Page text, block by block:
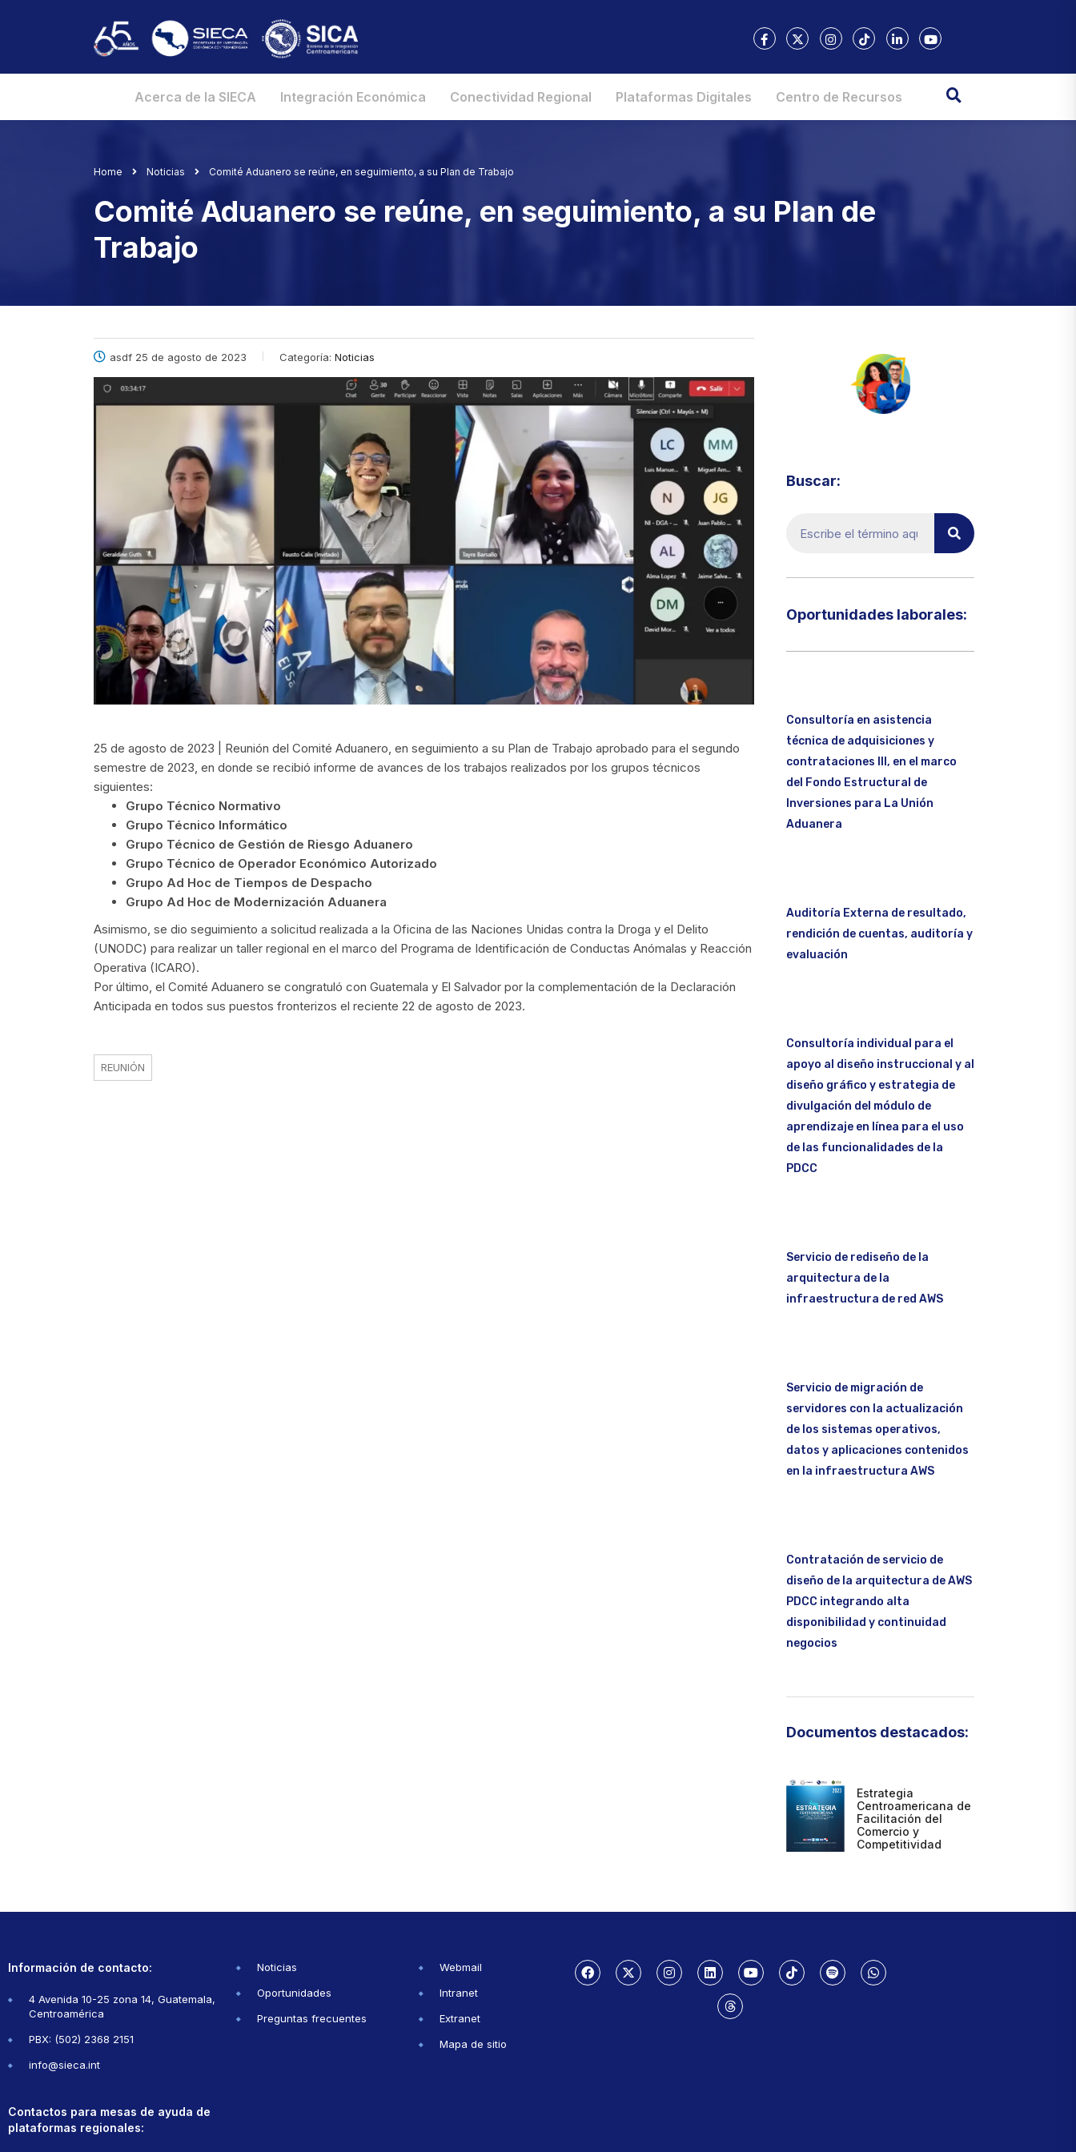
Acerca de la SIECA Integración Económica Conectividad Regional Plataformas Digitales Centro de Recursos
Home Noticias Comité Aduanero se reúne, en seguimiento, a su Plan de Trabajo
Comité Aduanero se reúne, en seguimiento, a su Plan de
Trabajo
asdf 25 de agosto de 2023 Categoría: Noticias
25 de agosto de 2023 | Reunión del Comité Aduanero, en seguimiento a su Plan de Trabajo aprobado para el segundo
semestre de 2023, en donde se recibió informe de avances de los trabajos realizados por los grupos técnicos
siguientes:
Grupo Técnico Normativo
Grupo Técnico Informático
Grupo Técnico de Gestión de Riesgo Aduanero
Grupo Técnico de Operador Económico Autorizado
Grupo Ad Hoc de Tiempos de Despacho
Grupo Ad Hoc de Modernización Aduanera
Asimismo, se dio seguimiento a solicitud realizada a la Oficina de las Naciones Unidas contra la Droga y el Delito
(UNODC) para realizar un taller regional en el marco del Programa de Identificación de Conductas Anómalas y Reacción
Operativa (ICARO).
Por último, el Comité Aduanero se congratuló con Guatemala y El Salvador por la complementación de la Declaración
Anticipada en todos sus puestos fronterizos el reciente 22 de agosto de 2023.
REUNIÓN
Buscar:
Oportunidades laborales:​
Consultoría en asistencia
técnica de adquisiciones y
contrataciones III, en el marco
del Fondo Estructural de
Inversiones para La Unión
Aduanera
Auditoría Externa de resultado,
rendición de cuentas, auditoría y
evaluación
Consultoría individual para el
apoyo al diseño instruccional y al
diseño gráfico y estrategia de
divulgación del módulo de
aprendizaje en línea para el uso
de las funcionalidades de la
PDCC
Servicio de rediseño de la
arquitectura de la
infraestructura de red AWS
Servicio de migración de
servidores con la actualización
de los sistemas operativos,
datos y aplicaciones contenidos
en la infraestructura AWS
Contratación de servicio de
diseño de la arquitectura de AWS
PDCC integrando alta
disponibilidad y continuidad
negocios
Documentos destacados:
Estrategia
Centroamericana de
Facilitación del
Comercio y
Competitividad
Información de contacto:
4 Avenida 10-25 zona 14, Guatemala,
Centroamérica
PBX: (502) 2368 2151
info@sieca.int
Contactos para mesas de ayuda de
plataformas regionales:
Noticias
Oportunidades
Preguntas frecuentes
Webmail
Intranet
Extranet
Mapa de sitio